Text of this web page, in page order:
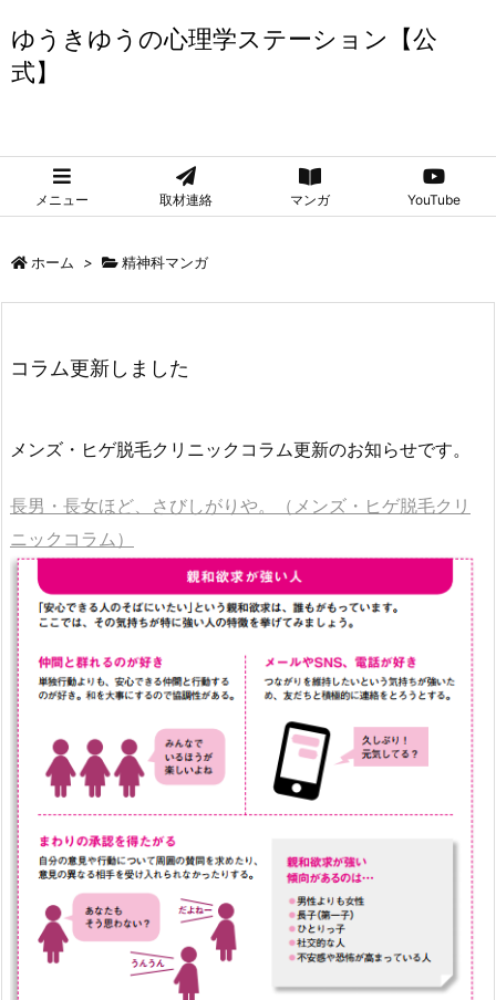
ゆうきゆうの心理学ステーション【公
式】
メニュー 取材連絡 マンガ YouTube
ホーム > 精神科マンガ
コラム更新しました
メンズ・ヒゲ脱毛クリニックコラム更新のお知らせです。
長男・長女ほど、さびしがりや。（メンズ・ヒゲ脱毛クリ
ニックコラム）